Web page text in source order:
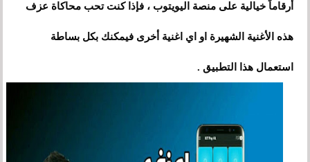
أرقاماً خيالية على منصة اليويتوب ، فإذا كنت تحب محاكاة عزف
هذه الأغنية الشهيرة او اي اغنية أخرى فيمكنك بكل بساطة
استعمال هذا التطبيق .